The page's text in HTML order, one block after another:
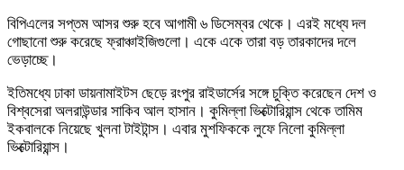
বিপিএলের সপ্তম আসর শুরু হবে আগামী ৬ ডিসেম্বর থেকে। এরই মধ্যে দল
গোছানো শুরু করেছে ফ্রাঞ্চাইজিগুলো। একে একে তারা বড় তারকাদের দলে
ভেড়াচ্ছে।
ইতিমধ্যে ঢাকা ডায়নামাইটস ছেড়ে রংপুর রাইডার্সের সঙ্গে চুক্তি করেছেন দেশ ও
বিশ্বসেরা অলরাউন্ডার সাকিব আল হাসান। কুমিল্লা ভিক্টোরিয়ান্স থেকে তামিম
ইকবালকে নিয়েছে খুলনা টাইটান্স। এবার মুশফিককে লুফে নিলো কুমিল্লা
ভিক্টোরিয়ান্স।